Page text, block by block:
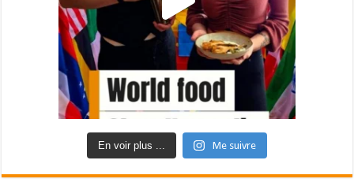
En voir plus ... Me suivre